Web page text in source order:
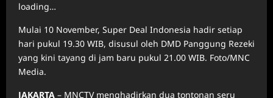
loading…
Mulai 10 November, Super Deal Indonesia hadir setiap
hari pukul 19.30 WIB, disusul oleh DMD Panggung Rezeki
yang kini tayang di jam baru pukul 21.00 WIB. Foto/MNC
Media.
JAKARTA – MNCTVmenghadirkan dua tontonan seru